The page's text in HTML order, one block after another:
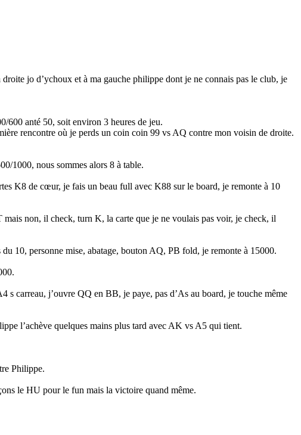
jo d’ychoux et à ma gauche philippe dont je ne connais pas le club, je
600 anté 50, soit environ 3 heures de jeu.
rencontre où je perds un coin coin 99 vs AQ contre mon voisin de droite.
1000, nous sommes alors 8 à table.
K8 de cœur, je fais un beau full avec K88 sur le board, je remonte à 10
non, il check, turn K, la carte que je ne voulais pas voir, je check, il
10, personne mise, abatage, bouton AQ, PB fold, je remonte à 15000.
carreau, j’ouvre QQ en BB, je paye, pas d’As au board, je touche même
l’achève quelques mains plus tard avec AK vs A5 qui tient.
Philippe.
le HU pour le fun mais la victoire quand même.